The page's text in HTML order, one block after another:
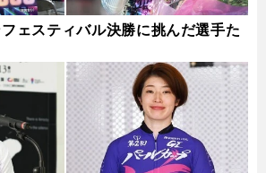
ェスティバル決勝に挑んだ選手た